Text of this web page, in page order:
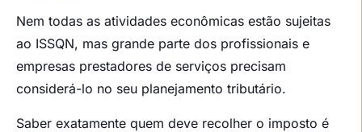
Nem todas as atividades econômicas estão sujeitas
ao ISSQN, mas grande parte dos profissionais e
empresas prestadores de serviços precisam
considerá-lo no seu planejamento tributário.
Saber exatamente quem deve recolher o imposto é